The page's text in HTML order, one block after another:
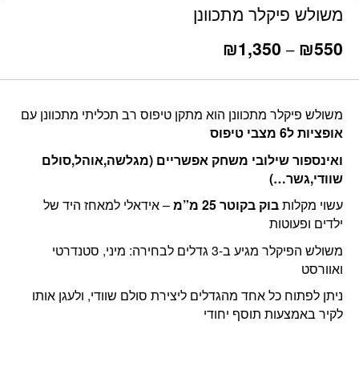
משולש פיקלר מתכוונן
₪550
–
₪1,350
טווח
⁦₪550⁩
⁦₪1,350⁩
משולש פיקלר מתכוונן הוא מתקן טיפוס רב תכליתי מתכוונן עם
אופציות ל6 מצבי טיפוס
ואינספור שילובי משחק אפשריים (מגלשה,אוהל,סולם
שוודי,גשר…)
עשוי מקלותבוק בקוטר 25 מ”מ
– אידאלי למאחז היד של
ילדים ופעוטות
משולש הפיקלר מגיע ב-3 גדלים לבחירה: מיני, סטנדרטי
ואוורסט
ניתן לפתוח כל אחד מהגדלים ליצירת סולם שוודי, ולעגן אותו
לקיר באמצעות תוסף יחודי